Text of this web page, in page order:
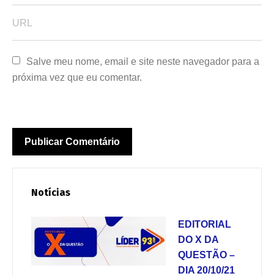
Salve meu nome, email e site neste navegador para a
próxima vez que eu comentar.
Notícias
EDITORIAL
DO X DA
QUESTÃO –
DIA 20/10/21